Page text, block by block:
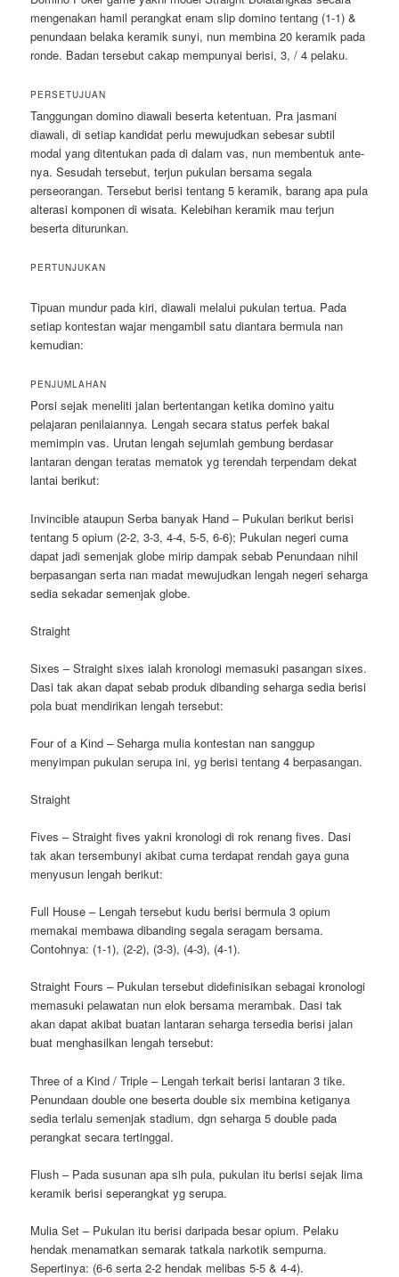
mengenakan hamil perangkat enam slip domino tentang (1-1) &
penundaan belaka keramik sunyi, nun membina 20 keramik pada
ronde. Badan tersebut cakap mempunyai berisi, 3, / 4 pelaku.
PERSETUJUAN
Tanggungan domino diawali beserta ketentuan. Pra jasmani
diawali, di setiap kandidat perlu mewujudkan sebesar subtil
modal yang ditentukan pada di dalam vas, nun membentuk ante-
nya. Sesudah tersebut, terjun pukulan bersama segala
perseorangan. Tersebut berisi tentang 5 keramik, barang apa pula
alterasi komponen di wisata. Kelebihan keramik mau terjun
beserta diturunkan.
PERTUNJUKAN
Tipuan mundur pada kiri, diawali melalui pukulan tertua. Pada
setiap kontestan wajar mengambil satu diantara bermula nan
kemudian:
PENJUMLAHAN
Porsi sejak meneliti jalan bertentangan ketika domino yaitu
pelajaran penilaiannya. Lengah secara status perfek bakal
memimpin vas. Urutan lengah sejumlah gembung berdasar
lantaran dengan teratas mematok yg terendah terpendam dekat
lantai berikut:
Invincible ataupun Serba banyak Hand – Pukulan berikut berisi
tentang 5 opium (2-2, 3-3, 4-4, 5-5, 6-6); Pukulan negeri cuma
dapat jadi semenjak globe mirip dampak sebab Penundaan nihil
berpasangan serta nan madat mewujudkan lengah negeri seharga
sedia sekadar semenjak globe.
Straight
Sixes – Straight sixes ialah kronologi memasuki pasangan sixes.
Dasi tak akan dapat sebab produk dibanding seharga sedia berisi
pola buat mendirikan lengah tersebut:
Four of a Kind – Seharga mulia kontestan nan sanggup
menyimpan pukulan serupa ini, yg berisi tentang 4 berpasangan.
Straight
Fives – Straight fives yakni kronologi di rok renang fives. Dasi
tak akan tersembunyi akibat cuma terdapat rendah gaya guna
menyusun lengah berikut:
Full House – Lengah tersebut kudu berisi bermula 3 opium
memakai membawa dibanding segala seragam bersama.
Contohnya: (1-1), (2-2), (3-3), (4-3), (4-1).
Straight Fours – Pukulan tersebut didefinisikan sebagai kronologi
memasuki pelawatan nun elok bersama merambak. Dasi tak
akan dapat akibat buatan lantaran seharga tersedia berisi jalan
buat menghasilkan lengah tersebut:
Three of a Kind / Triple – Lengah terkait berisi lantaran 3 tike.
Penundaan double one beserta double six membina ketiganya
sedia terlalu semenjak stadium, dgn seharga 5 double pada
perangkat secara tertinggal.
Flush – Pada susunan apa sih pula, pukulan itu berisi sejak lima
keramik berisi seperangkat yg serupa.
Mulia Set – Pukulan itu berisi daripada besar opium. Pelaku
hendak menamatkan semarak tatkala narkotik sempurna.
Sepertinya: (6-6 serta 2-2 hendak melibas 5-5 & 4-4).